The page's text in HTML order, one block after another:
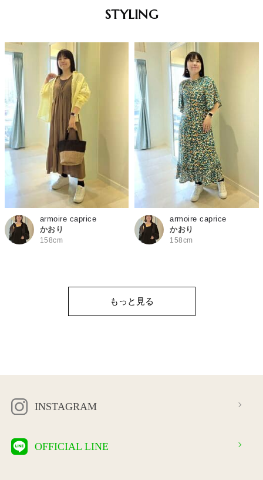
STYLING
armoire caprice
かおり
158cm
armoire caprice
かおり
158cm
もっと見る
INSTAGRAM
OFFICIAL LINE